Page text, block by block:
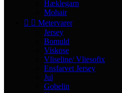
Hæklegarn
Mohair
  Metervarer
Jersey
Bomuld
Viskose
Vliseline/ Vliesofix
Ensfarvet Jersey
Jul
Gobelin